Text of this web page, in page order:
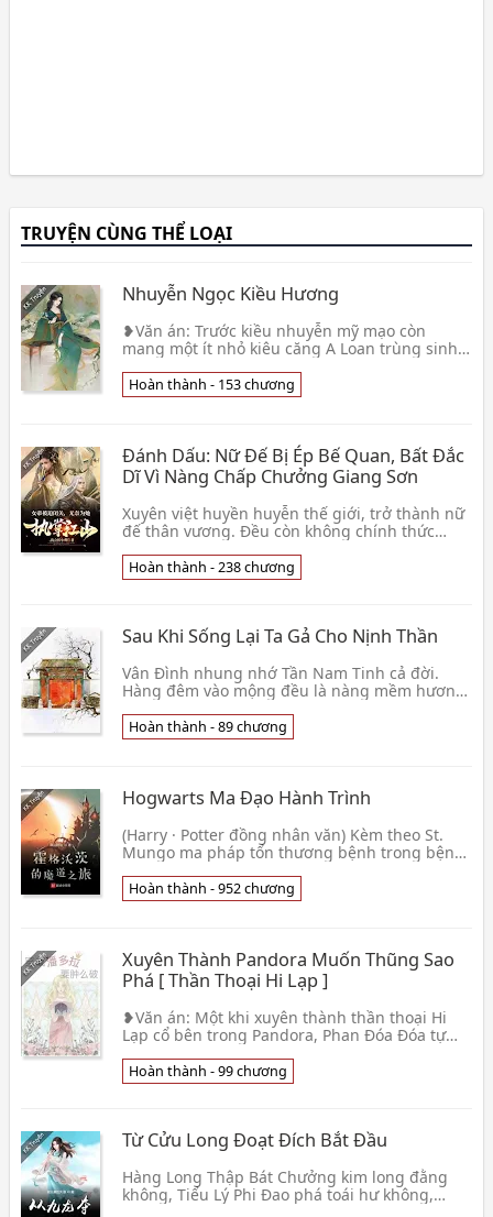
TRUYỆN CÙNG THỂ LOẠI
Nhuyễn Ngọc Kiều Hương
❥Văn án: Trước kiều nhuyễn mỹ mạo còn
mang một ít nhỏ kiêu căng A Loan trùng sinh,
cái kim đại👦 Nãi Du Hãm
Hoàn thành - 153 chương
Đánh Dấu: Nữ Đế Bị Ép Bế Quan, Bất Đắc
Dĩ Vì Nàng Chấp Chưởng Giang Sơn
Xuyên việt huyền huyễn thế giới, trở thành nữ
đế thân vương. Đều còn không chính thức
quan, để 👦 Ngã Hội Trảo Tiểu Ngư
Hoàn thành - 238 chương
Sau Khi Sống Lại Ta Gả Cho Nịnh Thần
Vân Đình nhung nhớ Tần Nam Tinh cả đời.
Hàng đêm vào mộng đều là nàng mềm hương
nhan, ướt át ửng đ👦 Thần Niên
Hoàn thành - 89 chương
Hogwarts Ma Đạo Hành Trình
(Harry · Potter đồng nhân văn) Kèm theo St.
Mungo ma pháp tổn thương bệnh trong bệnh
một cái 👦 Yến Sơn Hổ Phách
Hoàn thành - 952 chương
Xuyên Thành Pandora Muốn Thũng Sao
Phá [ Thần Thoại Hi Lạp ]
❥Văn án: Một khi xuyên thành thần thoại Hi
Lạp cổ bên trong Pandora, Phan Đóa Đóa tự
công cụ ngườ👦 Wtopia
Hoàn thành - 99 chương
Từ Cửu Long Đoạt Đích Bắt Đầu
Hàng Long Thập Bát Chưởng kim long đằng
không, Tiểu Lý Phi Đao phá toái hư không,